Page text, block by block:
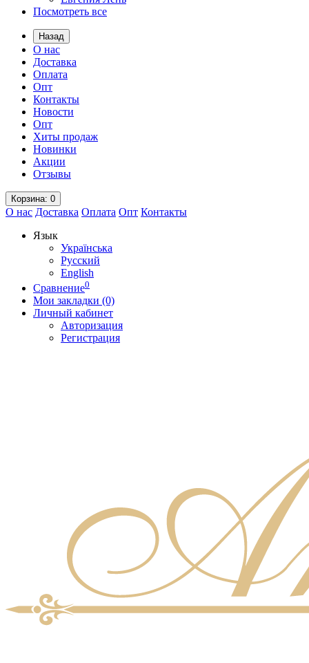
Посмотреть все
Назад
О нас
Доставка
Оплата
Опт
Контакты
Новости
Опт
Хиты продаж
Новинки
Акции
Отзывы
Корзина: 0
О нас Доставка Оплата Опт Контакты
Язык
Українська
Русский
English
Сравнение0
Мои закладки (0)
Личный кабинет
Авторизация
Регистрация